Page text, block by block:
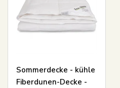
Sommerdecke - kühle
Fiberdunen-Decke -